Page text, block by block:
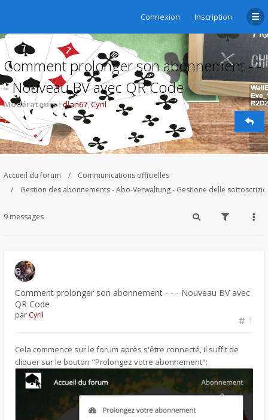
Connexion Inscription
Comment prolonger son abonnement - -
- Nouveau BV avec QR Code
Modérateurs :dlan67,Cyril
Accueil du forum
Communications officielles
Gestion des abonnements - Abo-Verwaltung - Gestione delle
9 messages
Comment prolonger son abonnement - - - Nouveau BV avec
QR Code
1
par Cyril
Cela commence sur le forum après s'être connecté, il suffit de
cliquer sur le bouton "Prolongez votre abonnement":